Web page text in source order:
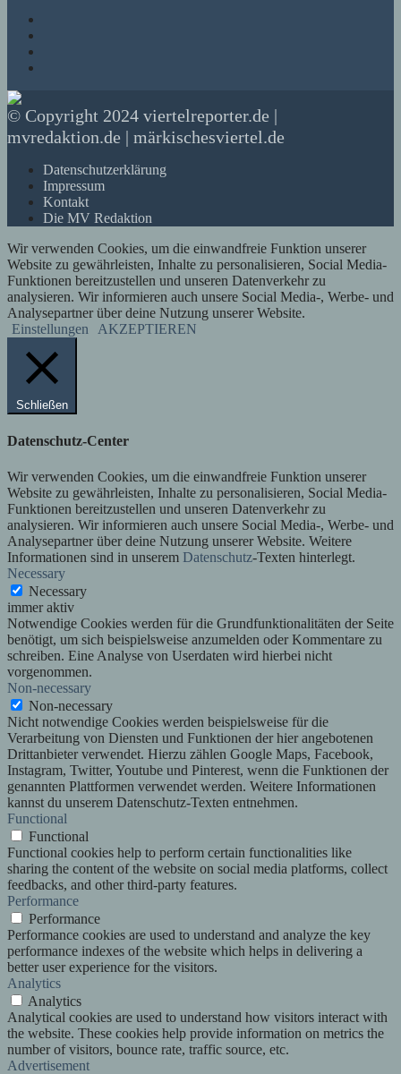
© Copyright 2024 viertelreporter.de |
mvredaktion.de | märkischesviertel.de
Datenschutzerklärung
Impressum
Kontakt
Die MV Redaktion
Wir verwenden Cookies, um die einwandfreie Funktion unserer
Website zu gewährleisten, Inhalte zu personalisieren, Social Media-
Funktionen bereitzustellen und unseren Datenverkehr zu
analysieren. Wir informieren auch unsere Social Media-, Werbe- und
Analysepartner über deine Nutzung unserer Website.
Einstellungen
AKZEPTIEREN
Schließen
Datenschutz-Center
Wir verwenden Cookies, um die einwandfreie Funktion unserer
Website zu gewährleisten, Inhalte zu personalisieren, Social Media-
Funktionen bereitzustellen und unseren Datenverkehr zu
analysieren. Wir informieren auch unsere Social Media-, Werbe- und
Analysepartner über deine Nutzung unserer Website. Weitere
Informationen sind in unserem Datenschutz-Texten hinterlegt.
Necessary
Necessary
immer aktiv
Notwendige Cookies werden für die Grundfunktionalitäten der Seite
benötigt, um sich beispielsweise anzumelden oder Kommentare zu
schreiben. Eine Analyse von Userdaten wird hierbei nicht
vorgenommen.
Non-necessary
Non-necessary
Nicht notwendige Cookies werden beispielsweise für die
Verarbeitung von Diensten und Funktionen der hier angebotenen
Drittanbieter verwendet. Hierzu zählen Google Maps, Facebook,
Instagram, Twitter, Youtube und Pinterest, wenn die Funktionen der
genannten Plattformen verwendet werden. Weitere Informationen
kannst du unserem Datenschutz-Texten entnehmen.
Functional
Functional
Functional cookies help to perform certain functionalities like
sharing the content of the website on social media platforms, collect
feedbacks, and other third-party features.
Performance
Performance
Performance cookies are used to understand and analyze the key
performance indexes of the website which helps in delivering a
better user experience for the visitors.
Analytics
Analytics
Analytical cookies are used to understand how visitors interact with
the website. These cookies help provide information on metrics the
number of visitors, bounce rate, traffic source, etc.
Advertisement